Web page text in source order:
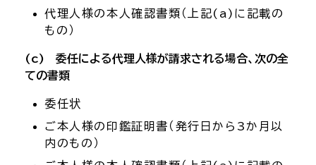
代理人様の本人確認書類（上記(a)に記載の
もの）
(c) 委任による代理人様が請求される場合、次の全
ての書類
委任状
ご本人様の印鑑証明書（発行日から3か月以
内のもの）